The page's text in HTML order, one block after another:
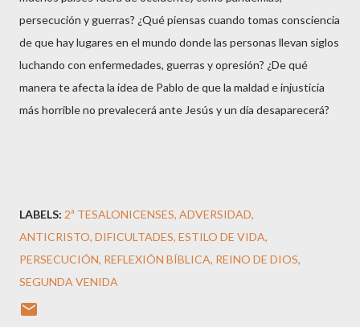
persecución y guerras? ¿Qué piensas cuando tomas consciencia
de que hay lugares en el mundo donde las personas llevan siglos
luchando con enfermedades, guerras y opresión? ¿De qué
manera te afecta la idea de Pablo de que la maldad e injusticia
más horrible no prevalecerá ante Jesús y un día desaparecerá?
LABELS: 2ª TESALONICENSES ADVERSIDAD
ANTICRISTO DIFICULTADES ESTILO DE VIDA
PERSECUCIÓN REFLEXIÓN BÍBLICA REINO DE DIOS
SEGUNDA VENIDA